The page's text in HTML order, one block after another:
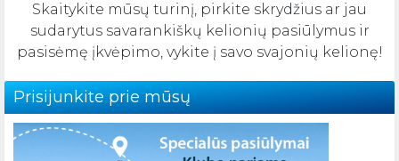
Skaitykite mūsų turinį, pirkite skrydžius ar jau
sudarytus savarankiškų kelionių pasiūlymus ir
pasisėmę įkvėpimo, vykite į savo svajonių kelionę!
Prisijunkite prie mūsų